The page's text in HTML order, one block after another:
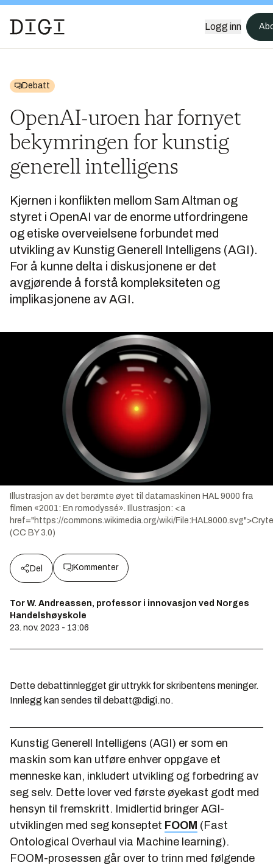
Logg inn
Debatt
OpenAI-uroen har fornyet
bekymringen for kunstig
generell intelligens
Kjernen i konflikten mellom Sam Altman og
styret i OpenAI var de enorme utfordringene
og etiske overveielsene forbundet med
utvikling av Kunstig Generell Intelligens (AGI).
For å kunne delta i diskusjonene er det
avgjørende å forstå kompleksiteten og
implikasjonene av AGI.
Illustrasjon av det berømte øyet til datamaskinen HAL 9000 fra
filmen «2001: En romodyssé».
Illustrasjon: <a
href="https://commons.wikimedia.org/wiki/
(CC BY 3.0)
Del Kommenter
Tor W. Andreassen, professor i innovasjon ved Norges
Handelshøyskole
23. nov. 2023 - 13:06
Dette debattinnlegget gir uttrykk for skribentens meninger.
Innlegg kan sendes til debatt@digi.no.
Kunstig Generell Intelligens (AGI) er som en
maskin som kan utføre enhver oppgave et
menneske kan, inkludert utvikling og forbedring av
seg selv. Dette lover ved første øyekast godt med
hensyn til fremskritt. Imidlertid bringer AGI-
utviklingen med seg konseptet FOOM (Fast
Ontological Overhaul via Machine learning).
FOOM-prosessen går over to trinn med følgende